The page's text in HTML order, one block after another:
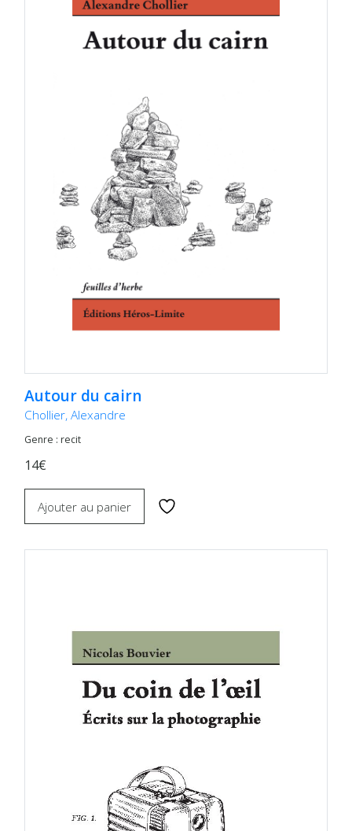
Autour du cairn
Chollier, Alexandre
Genre : recit
14€
Ajouter au panier